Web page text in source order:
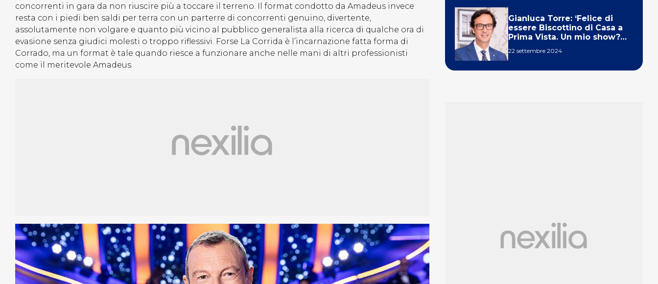
concorrenti in gara da non riuscire più a toccare il terreno. Il format condotto da Amadeus invece
resta con i piedi ben saldi per terra con un parterre di concorrenti genuino, divertente,
assolutamente non volgare e quanto più vicino al pubblico generalista alla ricerca di qualche ora di
evasione senza giudici molesti o troppo riflessivi. Forse La Corrida è l’incarnazione fatta forma di
Corrado, ma un format è tale quando riesce a funzionare anche nelle mani di altri professionisti
come il meritevole Amadeus.
Gianluca Torre: ‘Felice di
essere Biscottino di Casa a
Prima Vista. Un mio show?
22 settembre 2024